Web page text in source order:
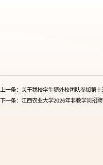
上一条：关于我校学生随外校团队参加第
下一条：江西农业大学2026年非教学岗招